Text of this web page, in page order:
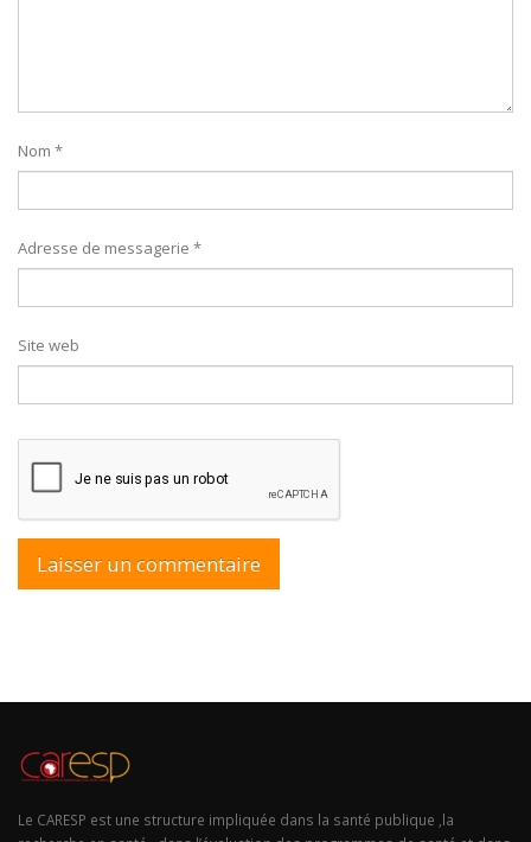
Nom *
Adresse de messagerie *
Site web
Le CARESP est une structure impliquée dans la santé publique ,la